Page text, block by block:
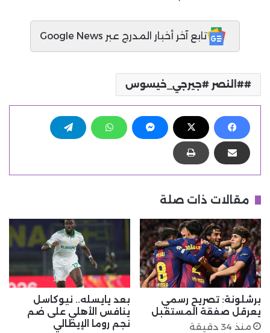
تابع آخر أخبار المدرج عبر Google News
#النصر #جيرجي_خيسوس
مقالات ذات صلة
برشلونة: تصريح رسمي
يعرقل صفقة المستقبل
منذ 34 دقيقة
بعد يايسله.. نيوكاسل
ينافس الأهلي على ضم
نجم روما الإيطالي